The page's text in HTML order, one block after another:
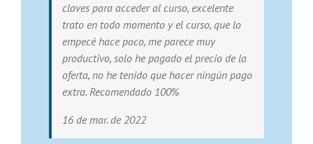
claves para acceder al curso, excelente
trato en todo momento y el curso, que lo
empecé hace poco, me parece muy
productivo, solo he pagado el precio de la
oferta, no he tenido que hacer ningún pago
extra. Recomendado 100%
16 de mar. de 2022